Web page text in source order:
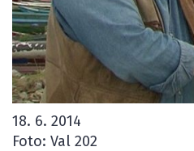
18. 6. 2014
Foto: Val 202